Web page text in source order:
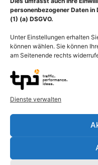
personenbezogener Daten
(1) (a) DSGVO.
Unter Einstellungen erhalten
können wählen. Sie können
am Seitenende rechts
Dienste verwalten
Beschreibung
Nervenzellen der
Alzheimer-Krankheit.
spezifischer Proteine, die
Neuropathologie als
demenziellen
(AK, Morbus Alzheimer)
oder Furchen im Gehirn
sich ein Rückgang der